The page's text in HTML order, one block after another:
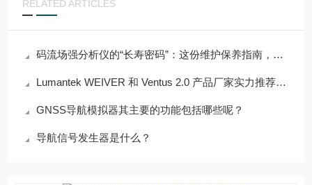
RELATED ARTICLES
码流场强分析仪的“长寿密码”：这份维护保养指南，藏着关键细节！
Lumantek WEIVER 和 Ventus 2.0 产品厂家实力推荐迪维贝科技
GNSS导航模拟器其主要的功能包括哪些呢？
导航信号发生器是什么？